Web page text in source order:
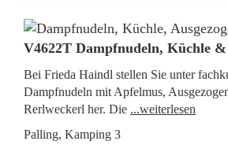
V4622T Dampfnudeln, Küchle
Bei Frieda Haindl stellen Sie unter
Dampfnudeln mit Apfelmus,
Rerlweckerl her. Die ...weiterlesen
Palling, Kamping 3